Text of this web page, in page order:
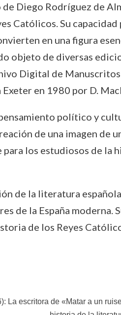
Diego Rodríguez de
Católicos. Su capacidad
en una figura
objeto de diversas
Digital de
en 1980 por D.
político y
de una imagen de
para los estudiosos de la
de la literatura
de la España moderna.
de los Reyes
La escritora de «Matar a un